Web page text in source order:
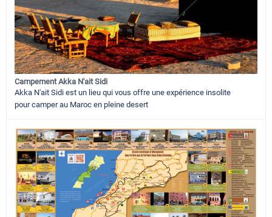
Campement Akka N'ait Sidi
Akka N'ait Sidi est un lieu qui vous offre une expérience insolite
pour camper au Maroc en pleine desert